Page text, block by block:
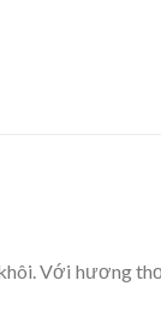
Với hương